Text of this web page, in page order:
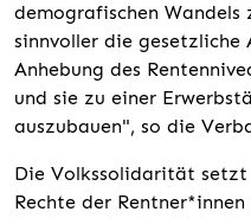
demografischen Wandels
sinnvoller die gesetzliche
Anhebung des
und sie zu einer
auszubauen", so die
Die Volkssolidarität
Rechte der